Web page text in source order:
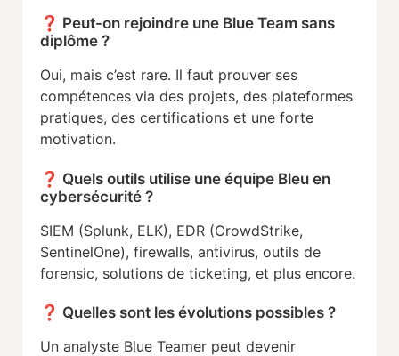
❓ Peut-on rejoindre une Blue Team sans
diplôme ?
Oui, mais c’est rare. Il faut prouver ses
compétences via des projets, des plateformes
pratiques, des certifications et une forte
motivation.
❓ Quels outils utilise une équipe Bleu en
cybersécurité ?
SIEM (Splunk, ELK), EDR (CrowdStrike,
SentinelOne), firewalls, antivirus, outils de
forensic, solutions de ticketing, et plus encore.
❓ Quelles sont les évolutions possibles ?
Un analyste Blue Teamer peut devenir